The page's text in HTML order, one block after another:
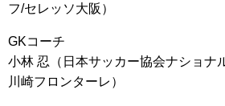
フ/セレッソ大阪）
GKコーチ
小林 忍（日本サッカー協会ナショナ
川崎フロンターレ）